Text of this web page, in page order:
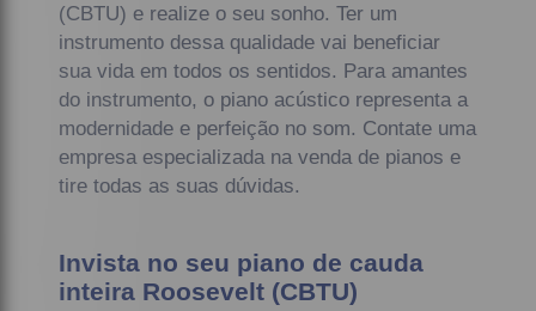
(CBTU) e realize o seu sonho. Ter um
instrumento dessa qualidade vai beneficiar
sua vida em todos os sentidos. Para amantes
do instrumento, o piano acústico representa a
modernidade e perfeição no som. Contate uma
empresa especializada na venda de pianos e
tire todas as suas dúvidas.
Invista no seu piano de cauda
inteira Roosevelt (CBTU)